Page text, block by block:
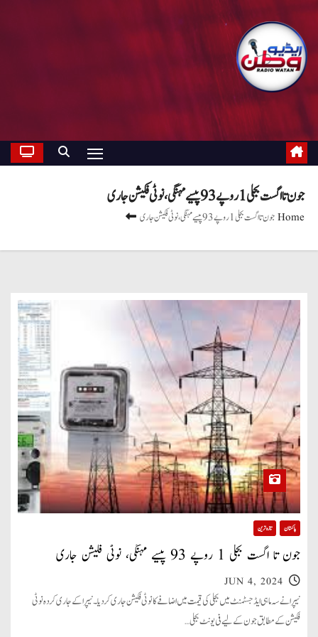
جون تا اگست بجلی 1 روپے 93 پیسے مہنگی، نوٹی فکیشن جاری
Homeجون تا اگست بجلی 1 روپے 93 پیسے مہنگی، نوٹی فکیشن جاری
پاکستان تازہ ترین
جون تا اگست بجلی 1 روپے 93 پیسے مہنگی، نوٹی فکیشن جاری
JUN 4, 2024
نیپرا نے سہ ماہی ایڈجسٹمنٹ میں بجلی کی قیمت میں اضافے کا نوٹی فکیشن جاری کردیا۔ نیپرا کے جاری کردہ نوٹی
فکیشن کے مطابق جون کے لیے فی یونٹ بجلی…